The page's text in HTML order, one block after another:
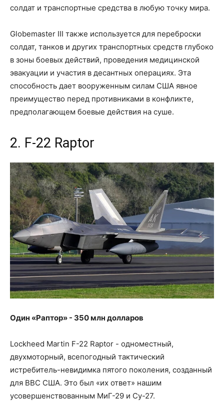
солдат и транспортные средства в любую точку мира.
Globemaster III также используется для переброски
солдат, танков и других транспортных средств глубоко
в зоны боевых действий, проведения медицинской
эвакуации и участия в десантных операциях. Эта
способность дает вооруженным силам США явное
преимущество перед противниками в конфликте,
предполагающем боевые действия на суше.
2. F-22 Raptor
Один «Раптор» - 350 млн долларов
Lockheed Martin F-22 Raptor - одноместный,
двухмоторный, всепогодный тактический
истребитель-невидимка пятого поколения, созданный
для ВВС США. Это был «их ответ» нашим
усовершенствованным МиГ-29 и Су-27.